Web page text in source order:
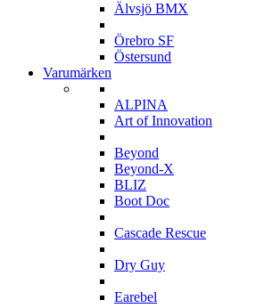
Älvsjö BMX
Örebro SF
Östersund
Varumärken
ALPINA
Art of Innovation
Beyond
Beyond-X
BLIZ
Boot Doc
Cascade Rescue
Dry Guy
Earebel